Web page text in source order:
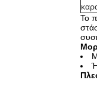
Το